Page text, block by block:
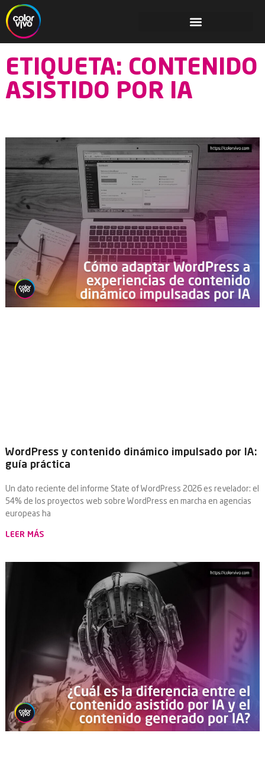
ETIQUETA: CONTENIDO
ASISTIDO POR IA
WordPress y contenido dinámico impulsado por IA:
guía práctica
Un dato reciente del informe State of WordPress 2026 es revelador: el
54% de los proyectos web sobre WordPress en marcha en agencias
europeas ha
LEER MÁS